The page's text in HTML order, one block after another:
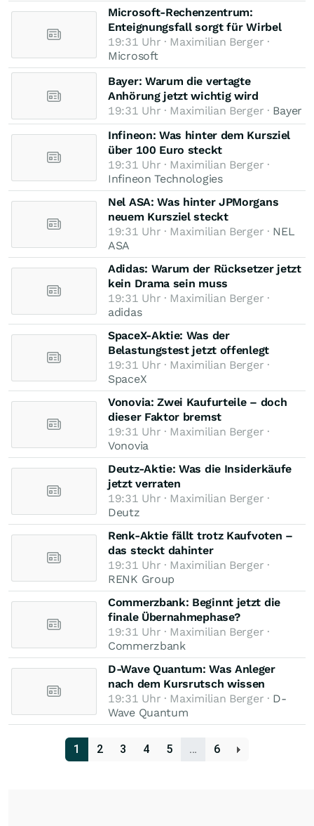
Microsoft-Rechenzentrum:
Enteignungsfall sorgt für Wirbel
19:31 Uhr · Maximilian Berger ·
Microsoft
Bayer: Warum die vertagte
Anhörung jetzt wichtig wird
19:31 Uhr · Maximilian Berger · Bayer
Infineon: Was hinter dem Kursziel
über 100 Euro steckt
19:31 Uhr · Maximilian Berger ·
Infineon Technologies
Nel ASA: Was hinter JPMorgans
neuem Kursziel steckt
19:31 Uhr · Maximilian Berger · NEL
ASA
Adidas: Warum der Rücksetzer jetzt
kein Drama sein muss
19:31 Uhr · Maximilian Berger ·
adidas
SpaceX-Aktie: Was der
Belastungstest jetzt offenlegt
19:31 Uhr · Maximilian Berger ·
SpaceX
Vonovia: Zwei Kaufurteile – doch
dieser Faktor bremst
19:31 Uhr · Maximilian Berger ·
Vonovia
Deutz-Aktie: Was die Insiderkäufe
jetzt verraten
19:31 Uhr · Maximilian Berger ·
Deutz
Renk-Aktie fällt trotz Kaufvoten –
das steckt dahinter
19:31 Uhr · Maximilian Berger ·
RENK Group
Commerzbank: Beginnt jetzt die
finale Übernahmephase?
19:31 Uhr · Maximilian Berger ·
Commerzbank
D-Wave Quantum: Was Anleger
nach dem Kursrutsch wissen
19:31 Uhr · Maximilian Berger · D-
Wave Quantum
1 2 3 4 5 … 6